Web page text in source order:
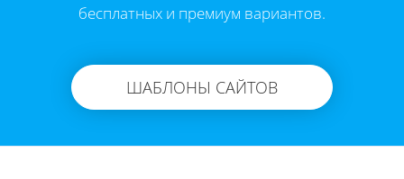
бесплатных и премиум вариантов.
ШАБЛОНЫ САЙТОВ